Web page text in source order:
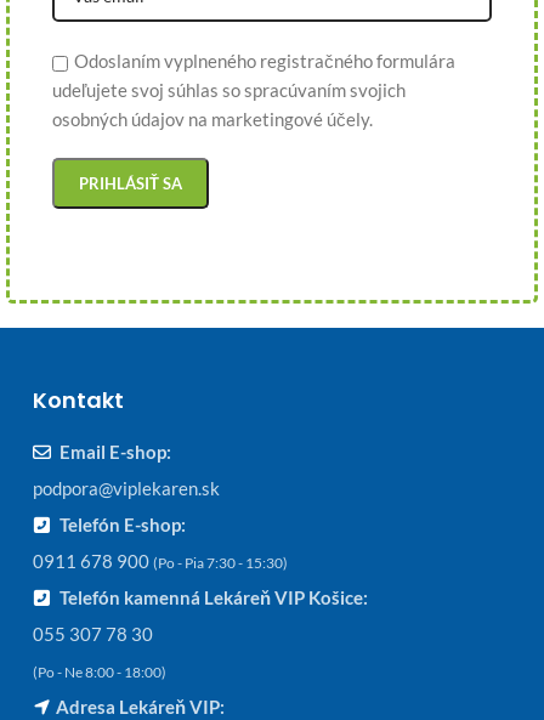
Odoslaním vyplneného registračného formulára
udeľujete svoj súhlas so spracúvaním svojich
osobných údajov na marketingové účely.
Kontakt
Email E-shop:
podpora@viplekaren.sk
Telefón E-shop:
0911 678 900 (Po - Pia 7:30 - 15:30)
Telefón kamenná Lekáreň VIP Košice:
055 307 78 30
(Po - Ne 8:00 - 18:00)
Adresa Lekáreň VIP: